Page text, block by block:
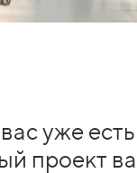
уже есть
проект